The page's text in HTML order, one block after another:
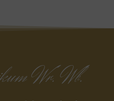
Wr. Wb.